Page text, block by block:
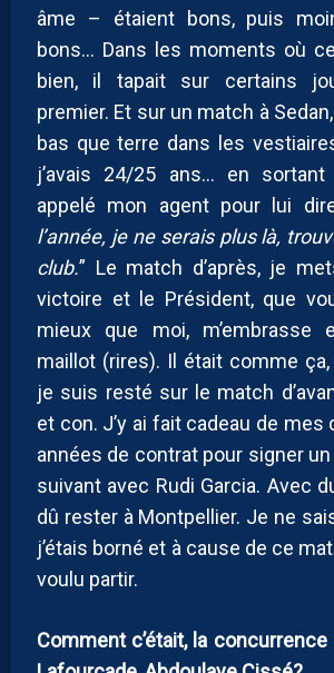
âme – étaient bons, puis
bons… Dans les moments où
bien, il tapait sur certains
premier. Et sur un match à
bas que terre dans les
j’avais 24/25 ans… en sortant
appelé mon agent pour lui
l’année, je ne serais plus là,
club.” Le match d’après, je
victoire et le Président, que
mieux que moi, m’embrasse
maillot (rires). Il était comme ça,
je suis resté sur le match
et con. J’y ai fait cadeau de mes
années de contrat pour signer un
suivant avec Rudi Garcia. Avec
dû rester à Montpellier. Je ne
j’étais borné et à cause de ce
voulu partir.
Comment c’était, la concurrence